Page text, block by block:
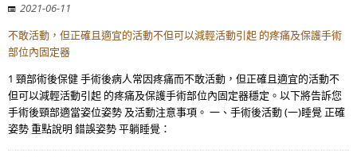
2021-06-11
不敢活動，但正確且適宜的活動不但可以減輕活動引起 的疼痛及保護手術
部位內固定器
1 頸部術後保健 手術後病人常因疼痛而不敢活動，但正確且適宜的活動不
但可以減輕活動引起 的疼痛及保護手術部位內固定器穩定。以下將告訴您
手術後頸部適當姿位姿勢 及活動注意事項。 一、手術後活動 (一)睡覺 正確
姿勢 重點說明 錯誤姿勢 平躺睡覺：